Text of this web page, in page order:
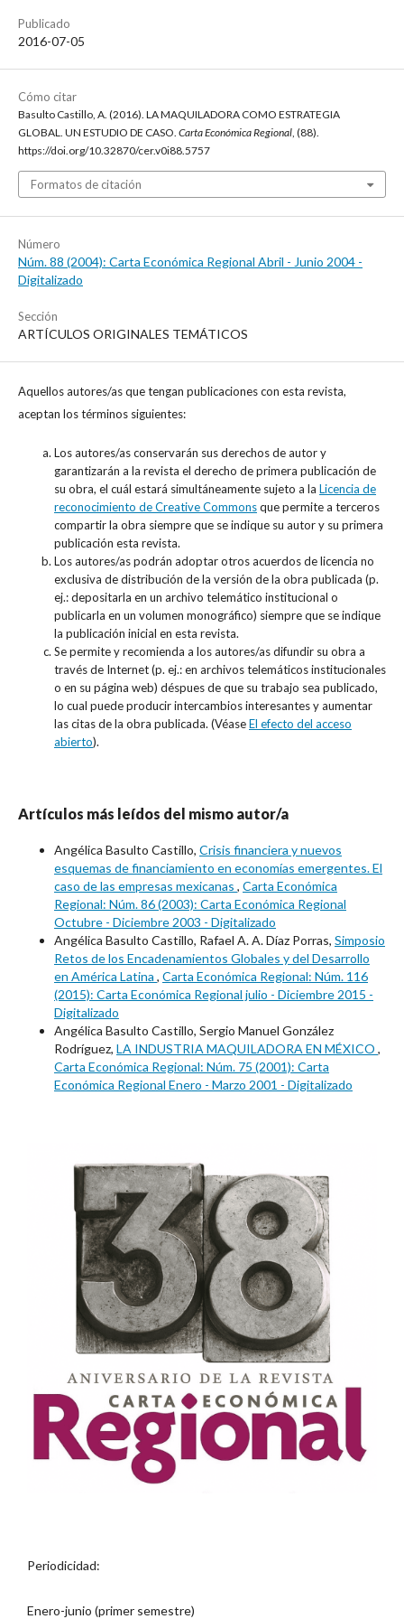
Publicado
2016-07-05
Cómo citar
Basulto Castillo, A. (2016). LA MAQUILADORA COMO ESTRATEGIA
GLOBAL. UN ESTUDIO DE CASO. Carta Económica Regional , (88).
https://doi.org/10.32870/cer.v0i88.5757
Formatos de citación
Número
Núm. 88 (2004): Carta Económica Regional Abril - Junio 2004 -
Digitalizado
Sección
ARTÍCULOS ORIGINALES TEMÁTICOS
Aquellos autores/as que tengan publicaciones con esta revista,
aceptan los términos siguientes:
Los autores/as conservarán sus derechos de autor y
garantizarán a la revista el derecho de primera publicación de
su obra, el cuál estará simultáneamente sujeto a la Licencia de
reconocimiento de Creative Commonsque permite a terceros
compartir la obra siempre que se indique su autor y su primera
publicación esta revista.
Los autores/as podrán adoptar otros acuerdos de licencia no
exclusiva de distribución de la versión de la obra publicada (p.
ej.: depositarla en un archivo telemático institucional o
publicarla en un volumen monográfico) siempre que se indique
la publicación inicial en esta revista.
Se permite y recomienda a los autores/as difundir su obra a
través de Internet (p. ej.: en archivos telemáticos institucionales
o en su página web) déspues de que su trabajo sea publicado,
lo cual puede producir intercambios interesantes y aumentar
las citas de la obra publicada. (VéaseEl efecto del acceso
abierto).
Artículos más leídos del mismo autor/a
Angélica Basulto Castillo, Crisis financiera y nuevos
esquemas de financiamiento en economías emergentes. El
caso de las empresas mexicanas , Carta Económica
Regional: Núm. 86 (2003): Carta Económica Regional
Octubre - Diciembre 2003 - Digitalizado
Angélica Basulto Castillo, Rafael A. A. Díaz Porras, Simposio
Retos de los Encadenamientos Globales y del Desarrollo
en América Latina , Carta Económica Regional: Núm. 116
(2015): Carta Económica Regional julio - Diciembre 2015 -
Digitalizado
Angélica Basulto Castillo, Sergio Manuel González
Rodríguez, LA INDUSTRIA MAQUILADORA EN MÉXICO ,
Carta Económica Regional: Núm. 75 (2001): Carta
Económica Regional Enero - Marzo 2001 - Digitalizado
Periodicidad:
Enero-junio (primer semestre)